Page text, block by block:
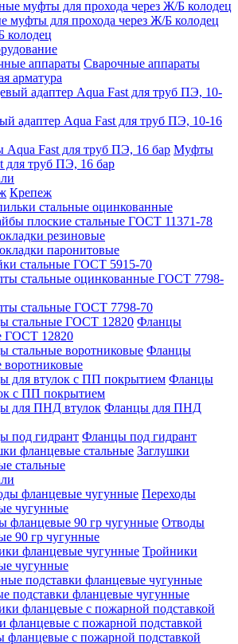
муфты для прохода через Ж/Б колодец
колодец
Сварочные аппараты
арматура
адаптер Aqua Fast для труб ПЭ, 10-16
Муфты
для труб ПЭ, 16 бар
Крепеж
стальные оцинкованные
плоские стальные ГОСТ 11371-78
резиновые
паронитовые
стальные ГОСТ 5915-70
стальные оцинкованные ГОСТ 7798-
стальные ГОСТ 7798-70
Фланцы
ГОСТ 12820
Фланцы
воротниковые
Фланцы
с ПП покрытием
Фланцы для ПНД
Фланцы под гидрант
Заглушки
стальные
Переходы
чугунные
Отводы
90 гр чугунные
Тройники
чугунные
подставки фланцевые чугунные
фланцевые с пожарной подставкой